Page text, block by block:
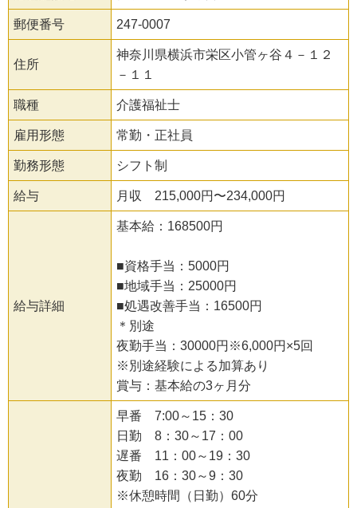
郵便番号 247-0007
住所
神奈川県横浜市栄区小管ヶ谷４－１２
－１１
職種 介護福祉士
雇用形態 常勤・正社員
勤務形態 シフト制
給与 月収 215,000円〜234,000円
給与詳細
基本給：168500円
■資格手当：5000円
■地域手当：25000円
■処遇改善手当：16500円
＊別途
夜勤手当：30000円※6,000円×5回
※別途経験による加算あり
賞与：基本給の3ヶ月分
早番 7:00～15：30
日勤 8：30～17：00
遅番 11：00～19：30
夜勤 16：30～9：30
※休憩時間（日勤）60分